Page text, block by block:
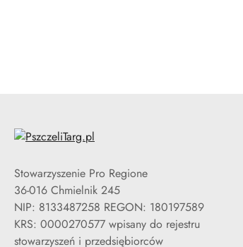
Stowarzyszenie Pro Regione
36-016 Chmielnik 245
NIP: 8133487258 REGON: 180197589
KRS: 0000270577 wpisany do rejestru
stowarzyszeń i przedsiębiorców